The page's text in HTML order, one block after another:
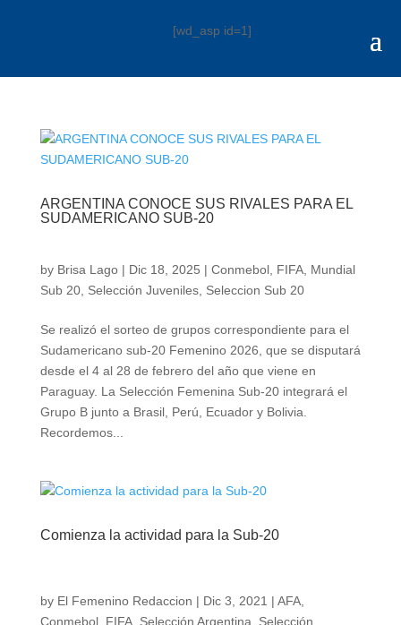
[wd_asp id=1]
ARGENTINA CONOCE SUS RIVALES PARA EL
SUDAMERICANO SUB-20
by Brisa Lago| Dic 18, 2025 | Conmebol, FIFA, Mundial
Sub 20, Selección Juveniles, Seleccion Sub 20
Se realizó el sorteo de grupos correspondiente para el
Sudamericano sub-20 Femenino 2026, que se disputará
desde el 4 al 28 de febrero del año que viene en
Paraguay. La Selección Femenina Sub-20 integrará el
Grupo B junto a Brasil, Perú, Ecuador y Bolivia.
Recordemos...
Comienza la actividad para la Sub-20
by El Femenino Redaccion | Dic 3, 2021 | AFA,
Conmebol, FIFA, Selección Argentina
Selección